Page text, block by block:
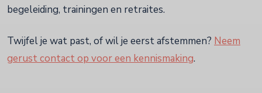
begeleiding, trainingen en retraites.
Twijfel je wat past, of wil je eerst afstemmen? Neem
gerust contact op voor een kennismaking.